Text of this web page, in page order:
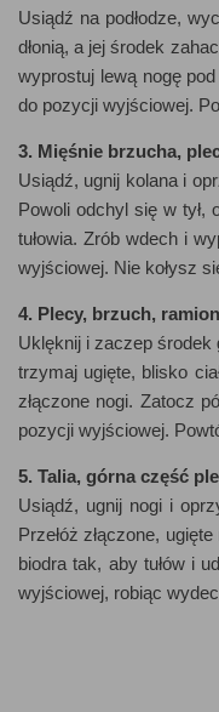
Usiądź na podłodze,
dłonią, a jej środek
wyprostuj lewą nogę
do pozycji wyjściowej.
3. Mięśnie brzucha,
Usiądź, ugnij kolana i
Powoli odchyl się w tył,
tułowia. Zrób wdech i
wyjściowej. Nie kołysz
4. Plecy, brzuch,
Uklęknij i zaczep środek
trzymaj ugięte, blisko
złączone nogi. Zatocz
pozycji wyjściowej.
5. Talia, górna część
Usiądź, ugnij nogi i
Przełóż złączone,
biodra tak, aby tułów i
wyjściowej, robiąc